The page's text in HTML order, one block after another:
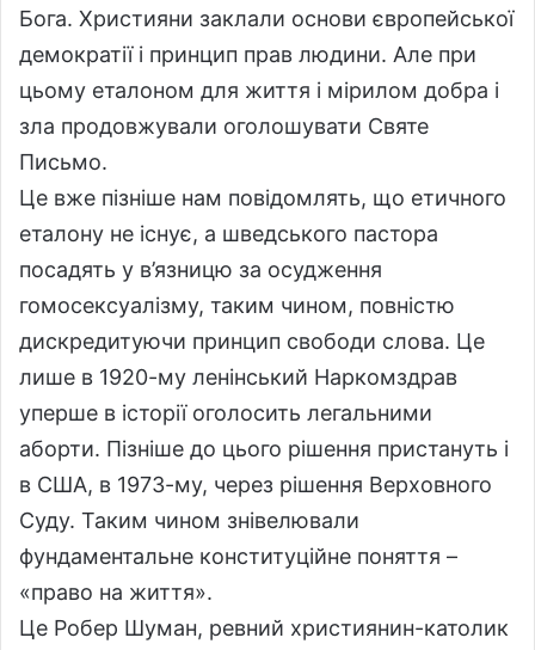
Бога. Християни заклали основи європейської
демократії і принцип прав людини. Але при
цьому еталоном для життя і мірилом добра і
зла продовжували оголошувати Святе
Письмо.
Це вже пізніше нам повідомлять, що етичного
еталону не існує, а шведського пастора
посадять у в’язницю за осудження
гомосексуалізму, таким чином, повністю
дискредитуючи принцип свободи слова. Це
лише в 1920-му ленінський Наркомздрав
уперше в історії оголосить легальними
аборти. Пізніше до цього рішення пристануть і
в США, в 1973-му, через рішення Верховного
Суду. Таким чином знівелювали
фундаментальне конституційне поняття –
«право на життя».
Це Робер Шуман, ревний християнин-католик